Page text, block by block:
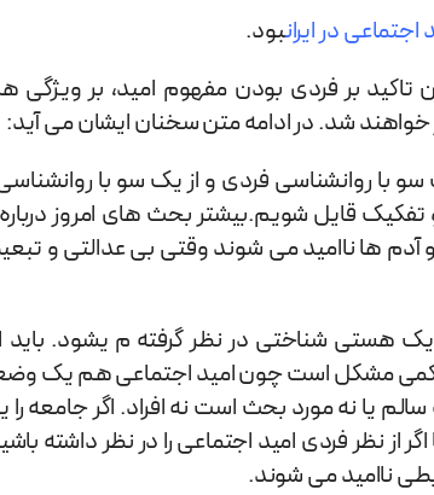
در ایرانبود.
بر فردی بودن مفهوم امید، بر ویژگی
خواهند شد. در ادامه متن سخنان ایشان می آید:
روانشناسی فردی و از یک سو با
قايل شویم.بیشتر بحث های امروز درباره
آدم ها ناامید می شوند وقتی بی عدالتی و
شناختی در نظر گرفته م یشود. باید
کمی مشکل است چون امید اجتماعی هم یک
مورد بحث است نه افراد. اگر جامعه را یک
از نظر فردی امید اجتماعی را در نظر داشته
ناامید می شوند.